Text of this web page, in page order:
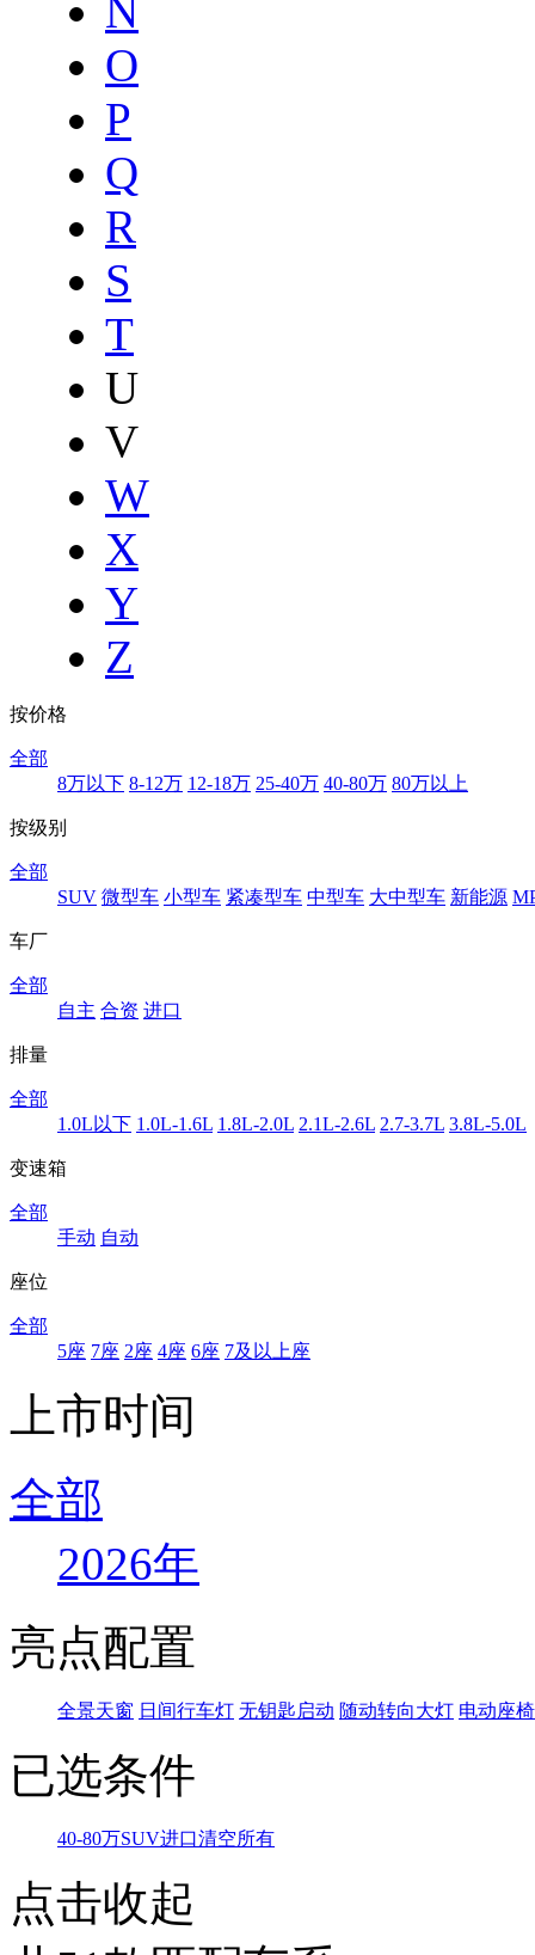
N
O
P
Q
R
S
T
U
V
W
X
Y
Z
按价格
全部
8万以下 8-12万 12-18万 25-40万 40-80万 80万以上
按级别
全部
SUV 微型车 小型车 紧凑型车 中型车 大中型车 新能源
车厂
全部
自主 合资 进口
排量
全部
1.0L以下 1.0L-1.6L 1.8L-2.0L 2.1L-2.6L 2.7-3.7L 3.8L-5.0L
变速箱
全部
手动 自动
座位
全部
5座 7座 2座 4座 6座 7及以上座
上市时间
全部
2026年
亮点配置
全景天窗 日间行车灯 无钥匙启动 随动转向大灯 电动座椅
已选条件
40-80万SUV进口清空所有
点击收起